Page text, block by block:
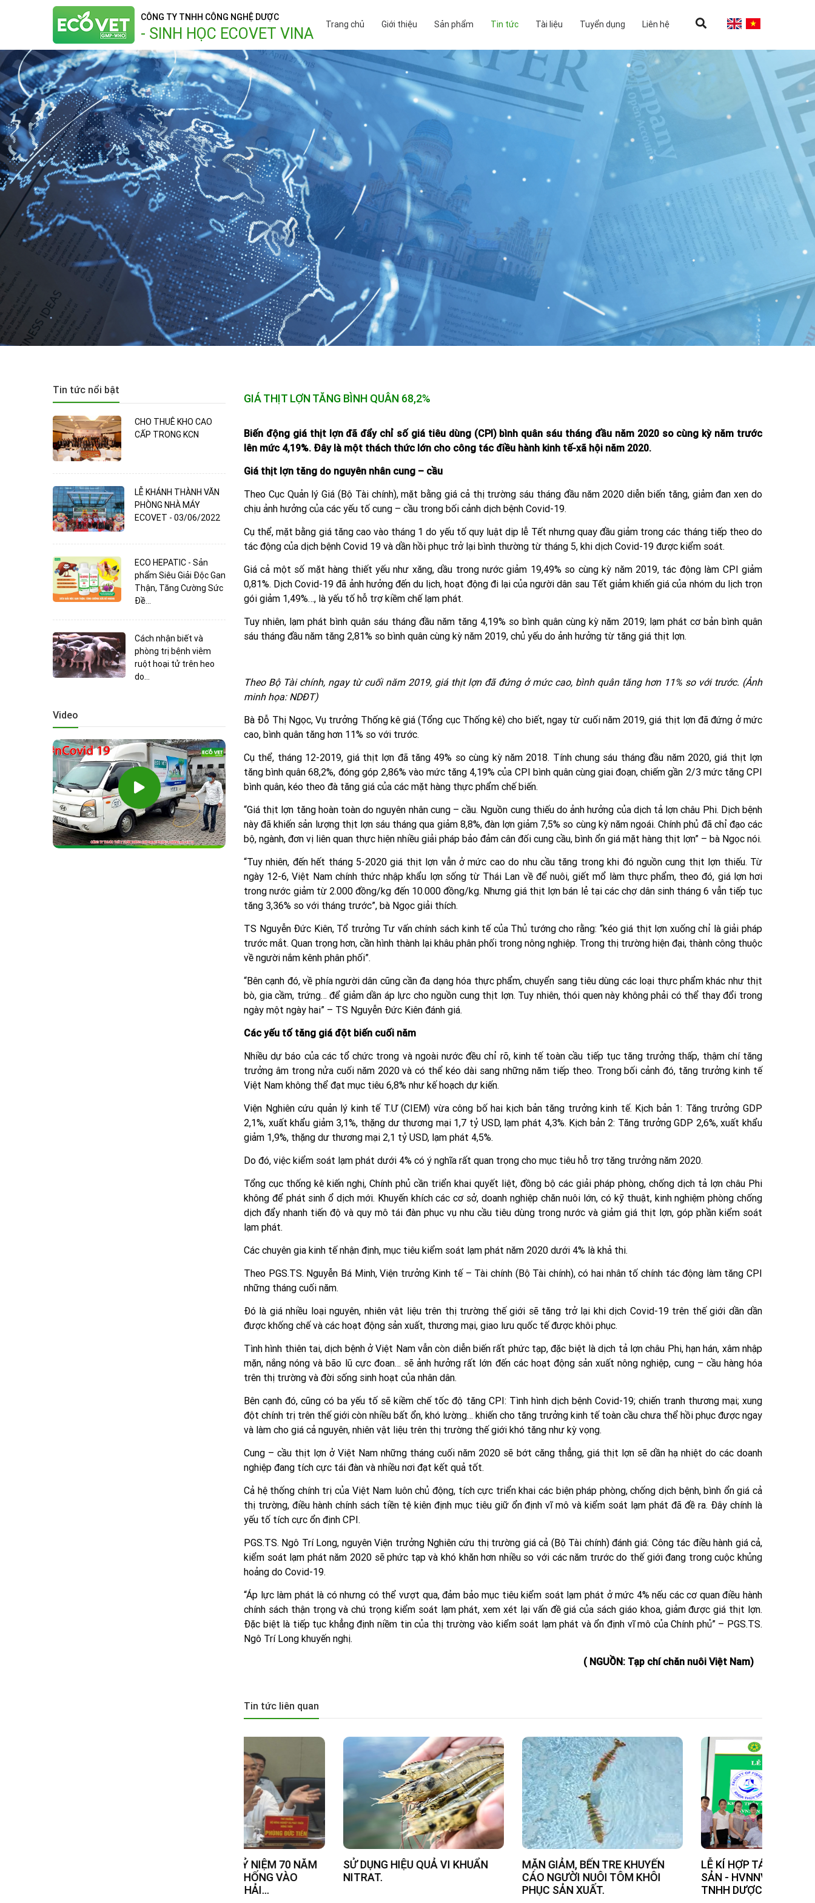
CÔNG TY TNHH CÔNG NGHỆ DƯỢC
- SINH HỌC ECOVET VINA Trang chủ Giới thiệu Sản phẩm Tin tức Tài liệu Tuyển dụng Liên hệ
Tin tức nổi bật
CHO THUÊ KHO CAO
CẤP TRONG KCN
LỄ KHÁNH THÀNH VĂN
PHÒNG NHÀ MÁY
ECOVET - 03/06/2022
ECO HEPATIC - Sản
phẩm Siêu Giải Độc Gan
Thận, Tăng Cường Sức
Đề...
Cách nhận biết và
phòng trị bệnh viêm
ruột hoại tử trên heo
do...
Video
GIÁ THỊT LỢN TĂNG BÌNH QUÂN 68,2%
Biến động giá thịt lợn đã đẩy chỉ số giá tiêu dùng (CPI) bình quân sáu tháng đầu năm 2020 so cùng kỳ năm trước
lên mức 4,19%. Đây là một thách thức lớn cho công tác điều hành kinh tế-xã hội năm 2020.
Giá thịt lợn tăng do nguyên nhân cung – cầu
Theo Cục Quản lý Giá (Bộ Tài chính), mặt bằng giá cả thị trường sáu tháng đầu năm 2020 diễn biến tăng, giảm đan xen do
chịu ảnh hưởng của các yếu tố cung – cầu trong bối cảnh dịch bệnh Covid-19.
Cụ thể, mặt bằng giá tăng cao vào tháng 1 do yếu tố quy luật dịp lễ Tết nhưng quay đầu giảm trong các tháng tiếp theo do
tác động của dịch bệnh Covid 19 và dần hồi phục trở lại bình thường từ tháng 5, khi dịch Covid-19 được kiểm soát.
Giá cả một số mặt hàng thiết yếu như xăng, dầu trong nước giảm 19,49% so cùng kỳ năm 2019, tác động làm CPI giảm
0,81%. Dịch Covid-19 đã ảnh hưởng đến du lịch, hoạt động đi lại của người dân sau Tết giảm khiến giá của nhóm du lịch trọn
gói giảm 1,49%…, là yếu tố hỗ trợ kiềm chế lạm phát.
Tuy nhiên, lạm phát bình quân sáu tháng đầu năm tăng 4,19% so bình quân cùng kỳ năm 2019; lạm phát cơ bản bình quân
sáu tháng đầu năm tăng 2,81% so bình quân cùng kỳ năm 2019, chủ yếu do ảnh hưởng từ tăng giá thịt lợn.
Theo Bộ Tài chính, ngay từ cuối năm 2019, giá thịt lợn đã đứng ở mức cao, bình quân tăng hơn 11% so với trước. (Ảnh
minh họa: NDĐT)
Bà Đỗ Thị Ngọc, Vụ trưởng Thống kê giá (Tổng cục Thống kê) cho biết, ngay từ cuối năm 2019, giá thịt lợn đã đứng ở mức
cao, bình quân tăng hơn 11% so với trước.
Cụ thể, tháng 12-2019, giá thịt lợn đã tăng 49% so cùng kỳ năm 2018. Tính chung sáu tháng đầu năm 2020, giá thịt lợn
tăng bình quân 68,2%, đóng góp 2,86% vào mức tăng 4,19% của CPI bình quân cùng giai đoạn, chiếm gần 2/3 mức tăng CPI
bình quân, kéo theo đà tăng giá của các mặt hàng thực phẩm chế biến.
“Giá thịt lợn tăng hoàn toàn do nguyên nhân cung – cầu. Nguồn cung thiếu do ảnh hưởng của dịch tả lợn châu Phi. Dịch bệnh
này đã khiến sản lượng thịt lợn sáu tháng qua giảm 8,8%, đàn lợn giảm 7,5% so cùng kỳ năm ngoái. Chính phủ đã chỉ đạo các
bộ, ngành, đơn vị liên quan thực hiện nhiều giải pháp bảo đảm cân đối cung cầu, bình ổn giá mặt hàng thịt lợn” – bà Ngọc nói.
“Tuy nhiên, đến hết tháng 5-2020 giá thịt lợn vẫn ở mức cao do nhu cầu tăng trong khi đó nguồn cung thịt lợn thiếu. Từ
ngày 12-6, Việt Nam chính thức nhập khẩu lợn sống từ Thái Lan về để nuôi, giết mổ làm thực phẩm, theo đó, giá lợn hơi
trong nước giảm từ 2.000 đồng/kg đến 10.000 đồng/kg. Nhưng giá thịt lợn bán lẻ tại các chợ dân sinh tháng 6 vẫn tiếp tục
tăng 3,36% so với tháng trước”, bà Ngọc giải thích.
TS Nguyễn Đức Kiên, Tổ trưởng Tư vấn chính sách kinh tế của Thủ tướng cho rằng: “kéo giá thịt lợn xuống chỉ là giải pháp
trước mắt. Quan trọng hơn, cần hình thành lại khâu phân phối trong nông nghiệp. Trong thị trường hiện đại, thành công thuộc
về người nắm kênh phân phối”.
“Bên cạnh đó, về phía người dân cũng cần đa dạng hóa thực phẩm, chuyển sang tiêu dùng các loại thực phẩm khác như thịt
bò, gia cầm, trứng… để giảm dần áp lực cho nguồn cung thịt lợn. Tuy nhiên, thói quen này không phải có thể thay đổi trong
ngày một ngày hai” – TS Nguyễn Đức Kiên đánh giá.
Các yếu tố tăng giá đột biến cuối năm
Nhiều dự báo của các tổ chức trong và ngoài nước đều chỉ rõ, kinh tế toàn cầu tiếp tục tăng trưởng thấp, thậm chí tăng
trưởng âm trong nửa cuối năm 2020 và có thể kéo dài sang những năm tiếp theo. Trong bối cảnh đó, tăng trưởng kinh tế
Việt Nam không thể đạt mục tiêu 6,8% như kế hoạch dự kiến.
Viện Nghiên cứu quản lý kinh tế T.Ư (CIEM) vừa công bố hai kịch bản tăng trưởng kinh tế. Kịch bản 1: Tăng trưởng GDP
2,1%, xuất khẩu giảm 3,1%, thặng dư thương mại 1,7 tỷ USD, lạm phát 4,3%. Kịch bản 2: Tăng trưởng GDP 2,6%, xuất khẩu
giảm 1,9%, thặng dư thương mại 2,1 tỷ USD, lạm phát 4,5%.
Do đó, việc kiểm soát lạm phát dưới 4% có ý nghĩa rất quan trọng cho mục tiêu hỗ trợ tăng trưởng năm 2020.
Tổng cục thống kê kiến nghị, Chính phủ cần triển khai quyết liệt, đồng bộ các giải pháp phòng, chống dịch tả lợn châu Phi
không để phát sinh ổ dịch mới. Khuyến khích các cơ sở, doanh nghiệp chăn nuôi lớn, có kỹ thuật, kinh nghiệm phòng chống
dịch đẩy nhanh tiến độ và quy mô tái đàn phục vụ nhu cầu tiêu dùng trong nước và giảm giá thịt lợn, góp phần kiểm soát
lạm phát.
Các chuyên gia kinh tế nhận định, mục tiêu kiểm soát lạm phát năm 2020 dưới 4% là khả thi.
Theo PGS.TS. Nguyễn Bá Minh, Viện trưởng Kinh tế – Tài chính (Bộ Tài chính), có hai nhân tố chính tác động làm tăng CPI
những tháng cuối năm.
Đó là giá nhiều loại nguyên, nhiên vật liệu trên thị trường thế giới sẽ tăng trở lại khi dịch Covid-19 trên thế giới dần dần
được khống chế và các hoạt động sản xuất, thương mại, giao lưu quốc tế được khôi phục.
Tình hình thiên tai, dịch bệnh ở Việt Nam vẫn còn diễn biến rất phức tạp, đặc biệt là dịch tả lợn châu Phi, hạn hán, xâm nhập
mặn, nắng nóng và bão lũ cực đoan… sẽ ảnh hưởng rất lớn đến các hoạt động sản xuất nông nghiệp, cung – cầu hàng hóa
trên thị trường và đời sống sinh hoạt của nhân dân.
Bên cạnh đó, cũng có ba yếu tố sẽ kiềm chế tốc độ tăng CPI: Tình hình dịch bệnh Covid-19; chiến tranh thương mại; xung
đột chính trị trên thế giới còn nhiều bất ổn, khó lường… khiến cho tăng trưởng kinh tế toàn cầu chưa thể hồi phục được ngay
và làm cho giá cả nguyên, nhiên vật liệu trên thị trường thế giới khó tăng như kỳ vọng.
Cung – cầu thịt lợn ở Việt Nam những tháng cuối năm 2020 sẽ bớt căng thẳng, giá thịt lợn sẽ dần hạ nhiệt do các doanh
nghiệp đang tích cực tái đàn và nhiều nơi đạt kết quả tốt.
Cả hệ thống chính trị của Việt Nam luôn chủ động, tích cực triển khai các biện pháp phòng, chống dịch bệnh, bình ổn giá cả
thị trường, điều hành chính sách tiền tệ kiên định mục tiêu giữ ổn định vĩ mô và kiểm soát lạm phát đã đề ra. Đây chính là
yếu tố tích cực ổn định CPI.
PGS.TS. Ngô Trí Long, nguyên Viện trưởng Nghiên cứu thị trường giá cả (Bộ Tài chính) đánh giá: Công tác điều hành giá cả,
kiểm soát lạm phát năm 2020 sẽ phức tạp và khó khăn hơn nhiều so với các năm trước do thế giới đang trong cuộc khủng
hoảng do Covid-19.
“Áp lực làm phát là có nhưng có thể vượt qua, đảm bảo mục tiêu kiểm soát lạm phát ở mức 4% nếu các cơ quan điều hành
chính sách thận trọng và chú trọng kiểm soát lạm phát, xem xét lại vấn đề giá của sách giáo khoa, giảm được giá thịt lợn.
Đặc biệt là tiếp tục khẳng định niềm tin của thị trường vào kiểm soát lạm phát và ổn định vĩ mô của Chính phủ” – PGS.TS.
Ngô Trí Long khuyến nghị.
( NGUỒN: Tạp chí chăn nuôi Việt Nam)
Tin tức liên quan
SỬ DỤNG HIỆU QUẢ VI KHUẨN
NITRAT.
MẶN GIẢM, BẾN TRE KHUYẾN
CÁO NGƯỜI NUÔI TÔM KHÔI
LỄ KÍ HỢP TÁC GIỮA KHOA THỦY
SẢN - HVNNVN VÀ CÔNG TY
TNHH DƯỢC ECOVET...